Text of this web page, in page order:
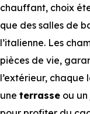
chauffant, choix
que des salles de
l’italienne. Les
pièces de vie,
l’extérieur,
une terrasse ou